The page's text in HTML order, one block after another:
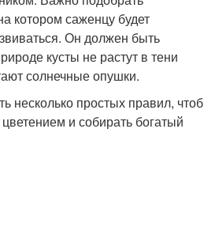
котором саженцу будет
Он должен быть
кусты не растут в тени
солнечные опушки.
несколько простых правил, чтоб
и собирать богатый